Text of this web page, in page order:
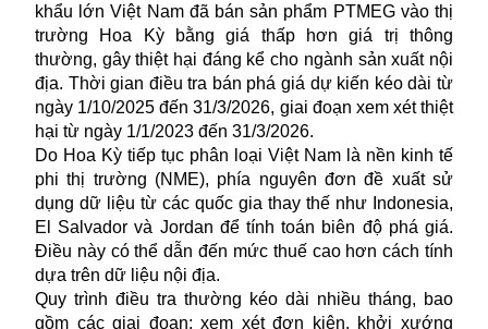
khẩu lớn Việt Nam đã bán sản phẩm PTMEG vào thị
trường Hoa Kỳ bằng giá thấp hơn giá trị thông
thường, gây thiệt hại đáng kể cho ngành sản xuất nội
địa. Thời gian điều tra bán phá giá dự kiến kéo dài từ
ngày 1/10/2025 đến 31/3/2026, giai đoạn xem xét thiệt
hại từ ngày 1/1/2023 đến 31/3/2026.
Do Hoa Kỳ tiếp tục phân loại Việt Nam là nền kinh tế
phi thị trường (NME), phía nguyên đơn đề xuất sử
dụng dữ liệu từ các quốc gia thay thế như Indonesia,
El Salvador và Jordan để tính toán biên độ phá giá.
Điều này có thể dẫn đến mức thuế cao hơn cách tính
dựa trên dữ liệu nội địa.
Quy trình điều tra thường kéo dài nhiều tháng, bao
gồm các giai đoạn: xem xét đơn kiện, khởi xướng